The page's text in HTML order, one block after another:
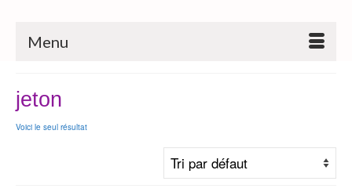
Menu
jeton
Voici le seul résultat